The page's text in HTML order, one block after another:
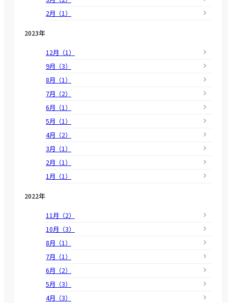
2月（1）
2023年
12月（1）
9月（3）
8月（1）
7月（2）
6月（1）
5月（1）
4月（2）
3月（1）
2月（1）
1月（1）
2022年
11月（2）
10月（3）
8月（1）
7月（1）
6月（2）
5月（3）
4月（3）